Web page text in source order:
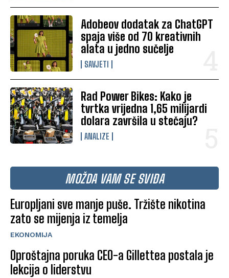
Adobeov dodatak za ChatGPT
spaja više od 70 kreativnih
alata u jedno sučelje
SAVJETI
Rad Power Bikes: Kako je
tvrtka vrijedna 1,65 milijardi
dolara završila u stečaju?
ANALIZE
MOŽDA VAM SE SVIĐA
Europljani sve manje puše. Tržište nikotina
zato se mijenja iz temelja
EKONOMIJA
Oproštajna poruka CEO-a Gillettea postala je
lekcija o liderstvu